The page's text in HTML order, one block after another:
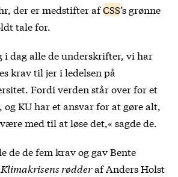
der er medstifter afCSS’s grønne
tale for.
i dag alle de underskrifter, vi har
krav til jer i ledelsen på
Fordi verden står over for et
KU har et ansvar for at gøre alt,
med til at løse det,« sagde de.
de de fem krav og gav Bente
Klimakrisens rødderaf Anders Holst